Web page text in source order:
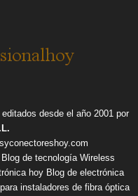
desde el año 2001 por
Blog de tecnología Wireless
hoy Blog de electrónica
instaladores de fibra óptica